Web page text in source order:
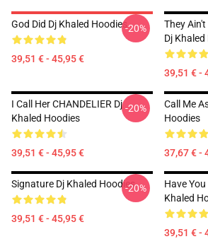
God Did Dj Khaled Hoodies
39,51 € - 45,95 €
-20%
They Ain't
Dj
39,51 € -
I Call Her CHANDELIER Dj
Khaled Hoodies
39,51 € - 45,95 €
-20%
Call Me
Hoodies
37,67 € -
Signature Dj Khaled Hoodies
39,51 € - 45,95 €
-20%
Have You
Khaled
39,51 € -